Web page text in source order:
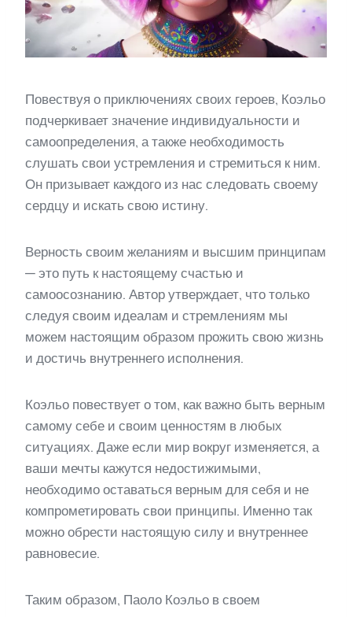
Повествуя о приключениях своих героев, Коэльо
подчеркивает значение индивидуальности и
самоопределения, а также необходимость
слушать свои устремления и стремиться к ним.
Он призывает каждого из нас следовать своему
сердцу и искать свою истину.
Верность своим желаниям и высшим принципам
— это путь к настоящему счастью и
самоосознанию. Автор утверждает, что только
следуя своим идеалам и стремлениям мы
можем настоящим образом прожить свою жизнь
и достичь внутреннего исполнения.
Коэльо повествует о том, как важно быть верным
самому себе и своим ценностям в любых
ситуациях. Даже если мир вокруг изменяется, а
ваши мечты кажутся недостижимыми,
необходимо оставаться верным для себя и не
компрометировать свои принципы. Именно так
можно обрести настоящую силу и внутреннее
равновесие.
Таким образом, Паоло Коэльо в своем